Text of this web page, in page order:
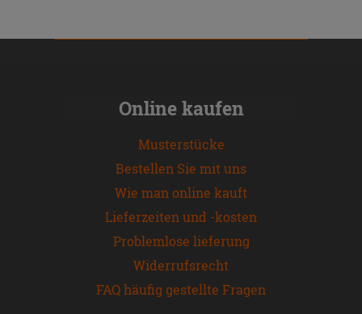
Online kaufen
Musterstücke
Bestellen Sie mit uns
Wie man online kauft
Lieferzeiten und -kosten
Problemlose lieferung
Widerrufsrecht
FAQ häufig gestellte Fragen